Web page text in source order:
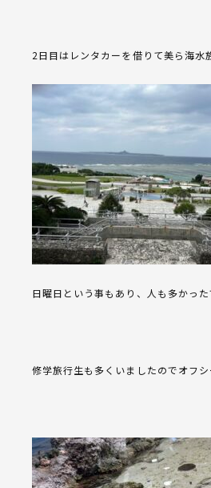
2日目はレンタカーを借りて美ら海水
日曜日という事もあり、人も多かった
修学旅行生も多くいましたのでオフシ